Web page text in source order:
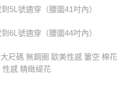
5L號適穿（腰圍41吋內）
6L號適穿（腰圍44吋內）
尺碼 無鋼圈 歐美性感 簍空 棉花
性感 精緻緹花